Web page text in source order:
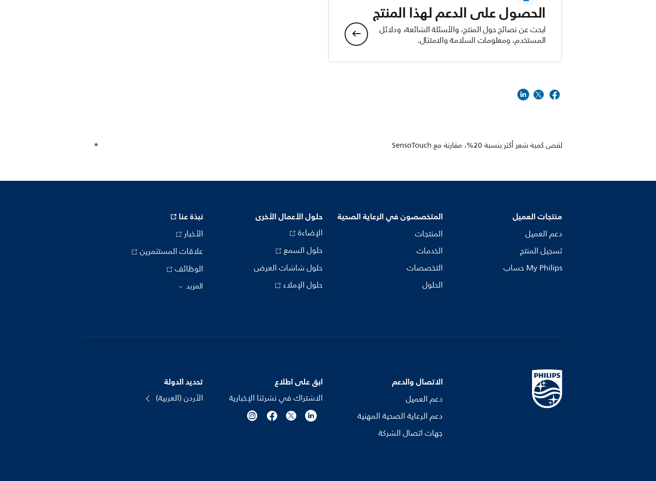
الحصول على الدعم لهذا المنتج
ابحث عن نصائح حول المنتج، والأسئلة الشائعة، ودلائل
المستخدم، ومعلومات السلامة والامتثال.
لقص كمية شعر أكثر بنسبة 20%، مقارنة مع SensoTouch
منتجات العميل
دعم العميل
تسجيل المنتج
My Philips حساب
المتخصصون في الرعاية الصحية
المنتجات
الخدمات
التخصصات
الحلول
حلول الأعمال الأخرى
الإضاءة
حلول السمع
حلول شاشات العرض
حلول الإملاء
نبذة عنا
الأخبار
علاقات المستثمرين
الوظائف
المزيد
الاتصال والدعم
دعم العميل
دعم الرعاية الصحية المهنية
جهات اتصال الشركة
ابق على اطلاع
الاشتراك في نشرتنا الإخبارية
تحديد الدولة
الأردن (العربية)